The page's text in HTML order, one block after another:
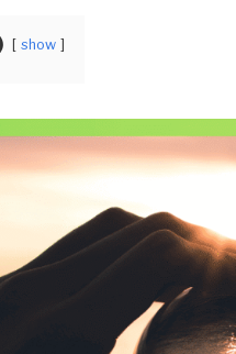
show